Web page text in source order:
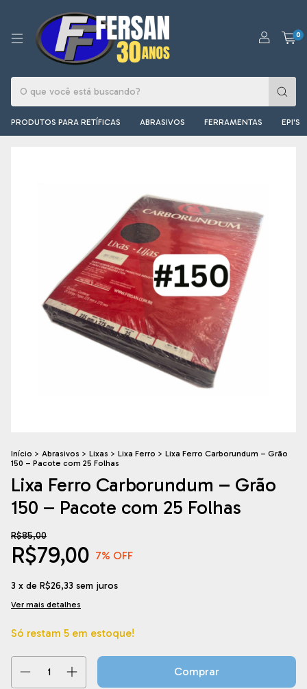
0
PRODUTOS PARA RETÍFICAS ABRASIVOS FERRAMENTAS EPI'S
Início > Abrasivos > Lixas > Lixa Ferro > Lixa Ferro Carborundum – Grão
150 – Pacote com 25 Folhas
Lixa Ferro Carborundum – Grão
150 – Pacote com 25 Folhas
R$85,00
R$79,00 7% OFF
3 x de R$26,33 sem juros
Ver mais detalhes
Só restam 5 em estoque!